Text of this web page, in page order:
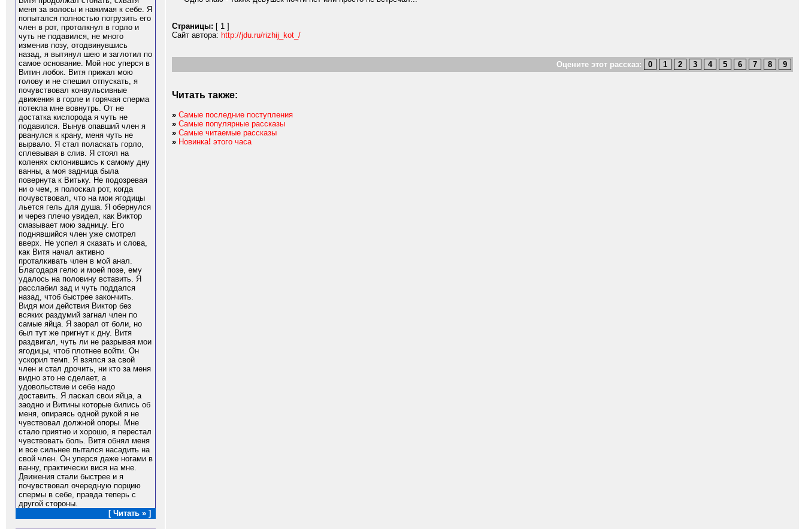
меня за волосы и нажимая к себе. Я
попытался полностью погрузить его
член в рот, протолкнул в горло и
чуть не подавился, не много
изменив позу, отодвинувшись
назад, я вытянул шею и заглотил по
самое основание. Мой нос уперся в
Витин лобок. Витя прижал мою
голову и не спешил отпускать, я
почувствовал конвульсивные
движения в горле и горячая сперма
потекла мне вовнутрь. От не
достатка кислорода я чуть не
подавился. Вынув опавший член я
рванулся к крану, меня чуть не
вырвало. Я стал поласкать горло,
сплевывая в слив. Я стоял на
коленях склонившись к самому дну
ванны, а моя задница была
повернута к Витьку. Не подозревая
ни о чем, я полоскал рот, когда
почувствовал, что на мои ягодицы
льется гель для душа. Я обернулся
и через плечо увидел, как Виктор
смазывает мою задницу. Его
поднявшийся член уже смотрел
вверх. Не успел я сказать и слова,
как Витя начал активно
проталкивать член в мой анал.
Благодаря гелю и моей позе, ему
удалось на половину вставить. Я
расслабил зад и чуть поддался
назад, чтоб быстрее закончить.
Видя мои действия Виктор без
всяких раздумий загнал член по
самые яйца. Я заорал от боли, но
был тут же пригнут к дну. Витя
раздвигал, чуть ли не разрывая мои
ягодицы, чтоб плотнее войти. Он
ускорил темп. Я взялся за свой
член и стал дрочить, ни кто за меня
видно это не сделает, а
удовольствие и себе надо
доставить. Я ласкал свои яйца, а
заодно и Витины которые бились об
меня, опираясь одной рукой я не
чувствовал должной опоры. Мне
стало приятно и хорошо, я перестал
чувствовать боль. Витя обнял меня
и все сильнее пытался насадить на
свой член. Он уперся даже ногами в
ванну, практически вися на мне.
Движения стали быстрее и я
почувствовал очередную порцию
спермы в себе, правда теперь с
другой стороны.
[ Читать » ]
Страницы: [ 1 ]
Сайт автора: http://jdu.ru/rizhij_kot_/
Оцените этот рассказ:
Читать также:
» Самые последние поступления
» Самые популярные рассказы
» Самые читаемые рассказы
» Новинка! этого часа